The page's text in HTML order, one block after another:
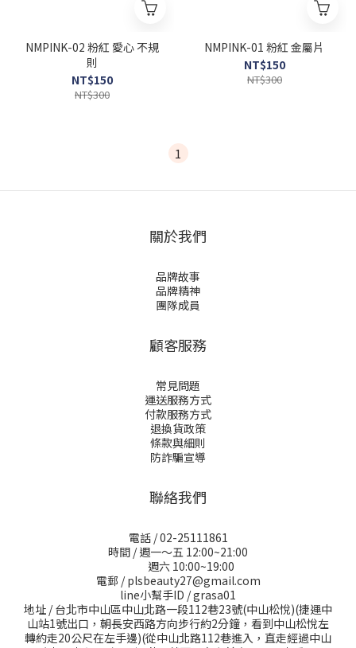
NMPINK-02 粉紅 愛心 不規
則
NT$150
NT$300
NMPINK-01 粉紅 金屬片
NT$150
NT$300
1
關於我們
品牌故事
品牌精神
團隊成員
顧客服務
常見問題
運送服務方式
付款服務方式
退換貨政策
條款與細則
防詐騙宣導
聯絡我們
電話 / 02-25111861
時間 / 週一～五 12:00~21:00
週六 10:00~19:00
電郵 / plsbeauty27@gmail.com
line小幫手ID / grasa01
地址 / 台北市中山區中山北路一段112巷23號(中山松悅)(捷運中
山站1號出口，朝長安西路方向步行約2分鐘，看到中山松悅左
轉約走20公尺在左手邊)(從中山北路112巷進入，直走經過中山